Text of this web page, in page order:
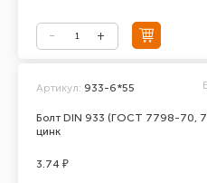
Болт DIN 933 (ГОСТ 7798-70,
цинк
Артикул: 933-6*55
3.74 ₽